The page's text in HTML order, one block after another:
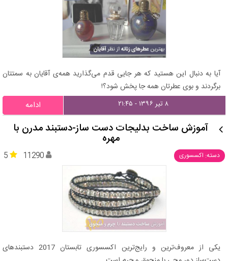
آیا به دنبال این هستید که هر جایی قدم می‌گذارید همه‌ی آقایان به سمتتان
برگردند و بوی عطرتان همه جا پخش شود؟!
۸ تیر ۱۳۹۶ - ۲۱:۴۵ ادامه
آموزش ساخت بدلیجات دست ساز-دستبند مدرن با
مهره
دسته: اکسسوری 5 11290
یکی از معروف‌ترین و رایج‌ترین اکسسوری تابستان 2017 دستبندهای